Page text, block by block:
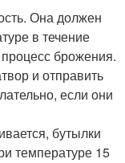
Она должен
в течение
процесс брожения.
и отправить
если они
бутылки
температуре 15